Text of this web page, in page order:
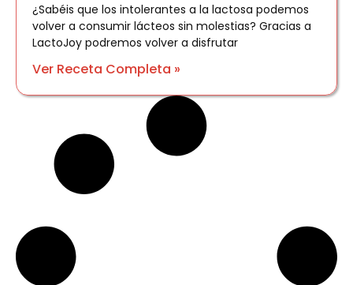
¿Sabéis que los intolerantes a la lactosa podemos
volver a consumir lácteos sin molestias? Gracias a
LactoJoy podremos volver a disfrutar
Ver Receta Completa »